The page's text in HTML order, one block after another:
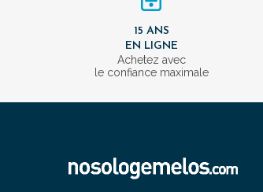
15 ANS
EN LIGNE
Achetez avec
le confiance maximale